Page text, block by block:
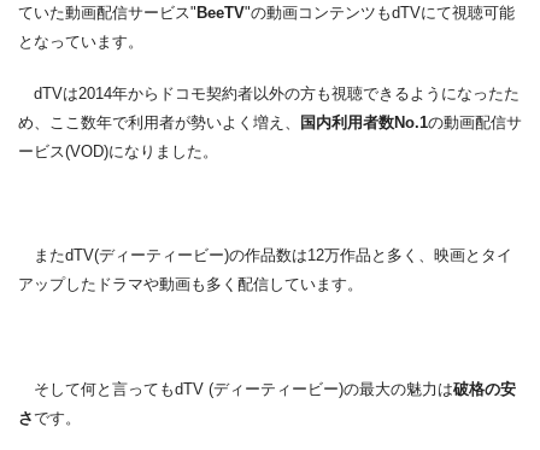
ていた動画配信サービス" BeeTV"の動画コンテンツもdTVにて視聴可能
となっています。
dTVは2014年からドコモ契約者以外の方も視聴できるようになったた
め、ここ数年で利用者が勢いよく増え、
国内利用者数No.1の動画配信サ
ービス(VOD)になりました。
またdTV(ディーティービー)の作品数は12万作品と多く、映画とタイ
アップしたドラマや動画も多く配信しています。
そして何と言ってもdTV (ディーティービー)の最大の魅力は破格の安
さです。